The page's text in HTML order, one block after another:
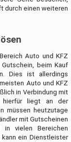
durch einen weiteren
Auto und KFZ
beim Kauf
Dies ist allerdings
Auto und KFZ
in Verbindung mit
hierfür liegt an der
müssen heutzutage
mit Gutscheinen
vielen Bereichen
ein Dienstleister